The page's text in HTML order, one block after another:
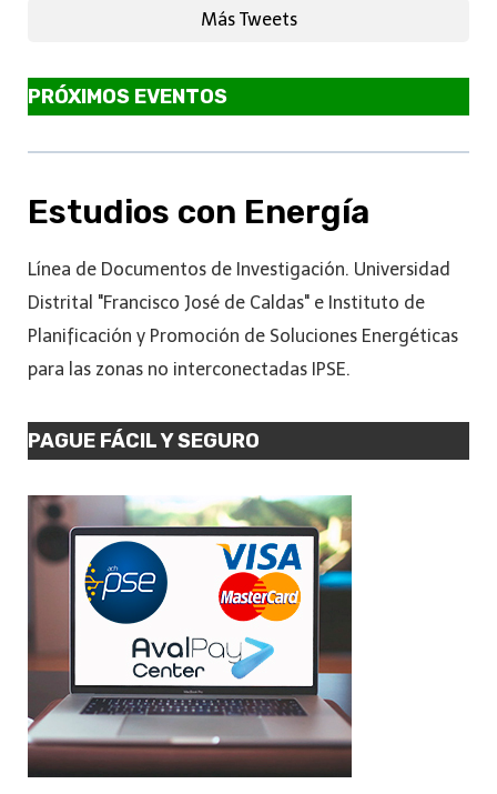
Más Tweets
PRÓXIMOS EVENTOS
Estudios con Energía
Línea de Documentos de Investigación. Universidad
Distrital "Francisco José de Caldas" e Instituto de
Planificación y Promoción de Soluciones Energéticas
para las zonas no interconectadas IPSE.
PAGUE FÁCIL Y SEGURO